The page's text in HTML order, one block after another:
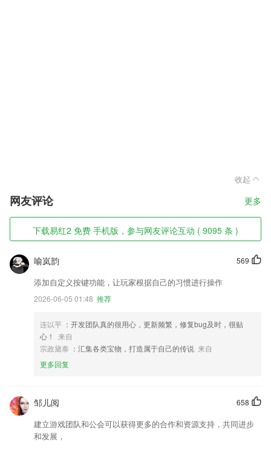
收起
网友评论 更多
下载易红2 免费 手机版，参与网友评论互动 ( 9095 条 )
569
喻岚韵
添加自定义按键功能，让玩家根据自己的习惯进行操作
2026-06-05 01:48 推荐
连以平 ：开发团队真的很用心，更新频繁，修复bug及时，很贴
心！
来自
宗政黛泰 ：汇集各类宝物，打造属于自己的传说 来自
更多回复
658
邹儿阅
建立游戏团队和公会可以获得更多的合作和资源支持，共同进步
和发展，